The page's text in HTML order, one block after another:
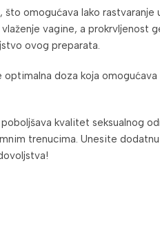
što omogućava lako rastvaranje
vagine, a
ovog preparata.
optimalna doza koja
poboljšava kvalitet seksualnog
trenucima. Unesite